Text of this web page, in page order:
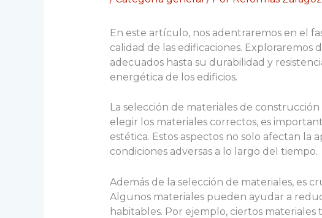
En este artículo, nos adentraremos en el
calidad de las edificaciones. Exploraremos
adecuados hasta su durabilidad y
energética de los edificios.
La selección de materiales de
elegir los materiales correctos, es
estética. Estos aspectos no solo afectan la
condiciones adversas a lo largo del tiempo.
Además de la selección de materiales, es
Algunos materiales pueden ayudar a
habitables. Por ejemplo, ciertos